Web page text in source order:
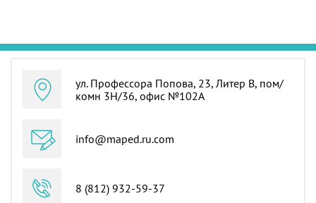
ул. Профессора Попова, 23, Литер В, пом/
комн 3Н/36, офис №102А
info@maped.ru.com
8 (812) 932-59-37